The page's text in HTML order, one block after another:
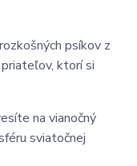
psíkov z
ktorí si
na vianočný
sviatočnej